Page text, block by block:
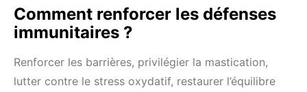
Comment renforcer les défenses
immunitaires ?
Renforcer les barrières, privilégier la mastication,
lutter contre le stress oxydatif, restaurer l’équilibre